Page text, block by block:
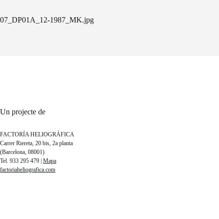
07_DP01A_12-1987_MK.jpg
Un projecte de
FACTORÍA HELIOGRÁFICA
Carrer Riereta, 20 bis, 2a planta
(Barcelona, 08001)
Tel. 933 295 479 | Mapa
factoriaheliografica.com